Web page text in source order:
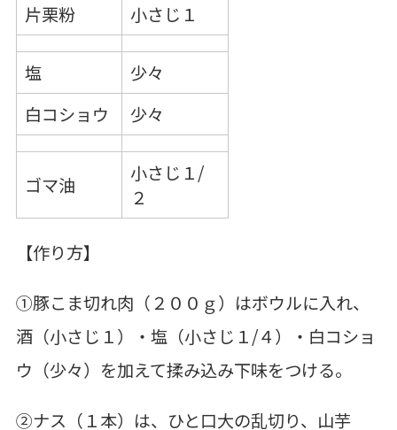
片栗粉
小さじ１
塩
少々
白コショウ
少々
ゴマ油
小さじ１/
２
【作り方】
①豚こま切れ肉（２００ｇ）はボウルに入れ、
酒（小さじ１）・塩（小さじ１/４）・白コショ
ウ（少々）を加えて揉み込み下味をつける。
②ナス（１本）は、ひと口大の乱切り、山芋